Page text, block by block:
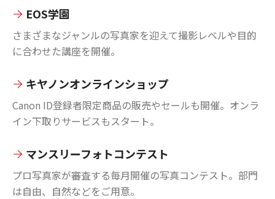
EOS学園
さまざまなジャンルの写真家を迎えて撮影レベルや目的
に合わせた講座を開催。
キヤノンオンラインショップ
Canon ID登録者限定商品の販売やセールも開催。オンラ
イン下取りサービスもスタート。
マンスリーフォトコンテスト
プロ写真家が審査する毎月開催の写真コンテスト。部門
は自由、自然などをご用意。